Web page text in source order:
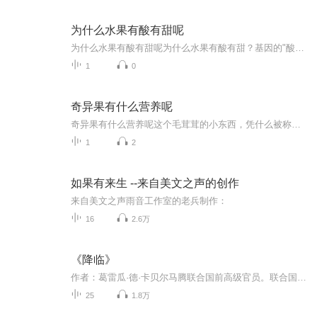
为什么水果有酸有甜呢
1 0
奇异果有什么营养呢
1 2
如果有来生 --来自美文之声的创作
来自美文之声雨音工作室的老兵制作：
16 2.6万
《降临》
25 1.8万